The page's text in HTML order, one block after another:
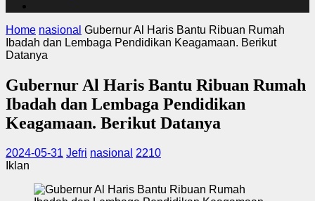
Home nasional Gubernur Al Haris Bantu Ribuan Rumah
Ibadah dan Lembaga Pendidikan Keagamaan. Berikut
Datanya
Gubernur Al Haris Bantu Ribuan Rumah
Ibadah dan Lembaga Pendidikan
Keagamaan. Berikut Datanya
2024-05-31 Jefri nasional 2210
Iklan